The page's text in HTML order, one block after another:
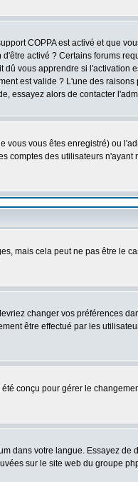
COPPA est activé et que
activé ? Certains forums
vous apprendre si l'activation
est valide ? L'une des
essayez alors de contacter
vous êtes enregistré) ou
comptes des utilisateurs
mais cela peut ne pas être le
changer vos préférences
être effectué par les
conçu pour gérer le
dans votre langue. Essayez de
sur le site web du groupe